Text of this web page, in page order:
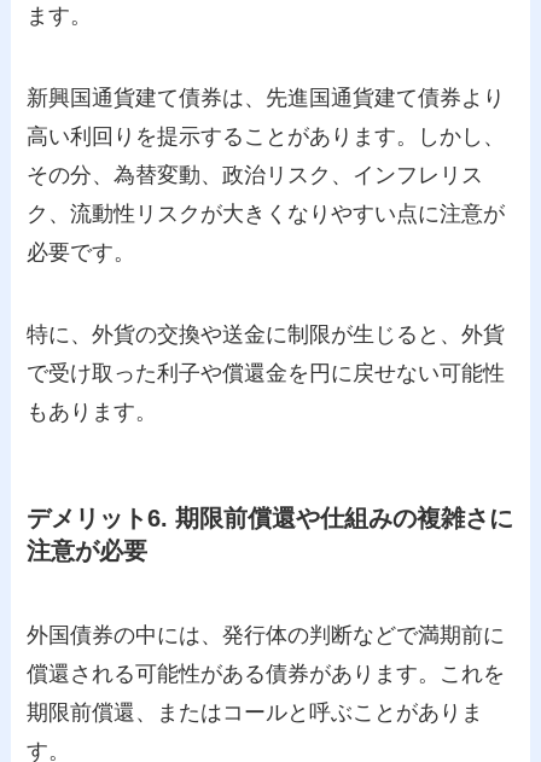
ます。
新興国通貨建て債券は、先進国通貨建て債券より
高い利回りを提示することがあります。しかし、
その分、為替変動、政治リスク、インフレリス
ク、流動性リスクが大きくなりやすい点に注意が
必要です。
特に、外貨の交換や送金に制限が生じると、外貨
で受け取った利子や償還金を円に戻せない可能性
もあります。
デメリット6. 期限前償還や仕組みの複雑さに
注意が必要
外国債券の中には、発行体の判断などで満期前に
償還される可能性がある債券があります。これを
期限前償還、またはコールと呼ぶことがありま
す。